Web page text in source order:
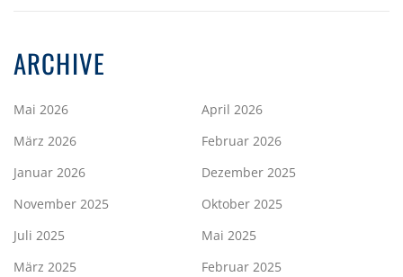
ARCHIVE
Mai 2026
April 2026
März 2026
Februar 2026
Januar 2026
Dezember 2025
November 2025
Oktober 2025
Juli 2025
Mai 2025
März 2025
Februar 2025